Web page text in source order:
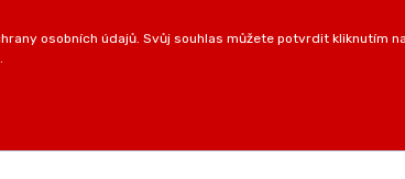
osobních údajů. Svůj souhlas můžete potvrdit kliknutím